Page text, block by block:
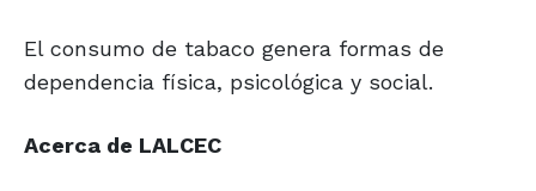
El consumo de tabaco genera formas de
dependencia física, psicológica y social.
Acerca de LALCEC